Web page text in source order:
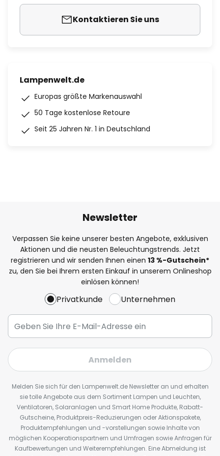
Kontaktieren Sie uns
Lampenwelt.de
Europas größte Markenauswahl
50 Tage kostenlose Retoure
Seit 25 Jahren Nr. 1 in Deutschland
Newsletter
Verpassen Sie keine unserer besten Angebote, exklusiven
Aktionen und die neusten Beleuchtungstrends. Jetzt
registrieren und wir senden Ihnen einen 13 %-Gutschein*
zu, den Sie bei Ihrem ersten Einkauf in unserem Onlineshop
einlösen können!
Privatkunde Unternehmen
Anmelden
Melden Sie sich für den Lampenwelt.de Newsletter an und erhalten
sie tolle Angebote aus dem Sortiment Lampen und Leuchten,
Ventilatoren, Solaranlagen und Smart Home Produkte, Rabatt-
Gutscheine, Produktpreis-Reduzierungen oder Aktionspakete,
Produktempfehlungen und -vorstellungen sowie Inhalte von
möglichen Kooperationspartnern und Umfragen sowie Anfragen für
Kaufbewertungen und Weiterempfehlungen. Eine Abmeldung ist